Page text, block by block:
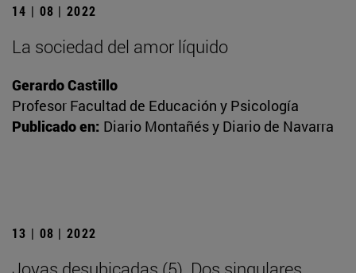
14 | 08 | 2022
La sociedad del amor líquido
Gerardo Castillo
Profesor Facultad de Educación y Psicología
Publicado en: Diario Montañés y Diario de Navarra
13 | 08 | 2022